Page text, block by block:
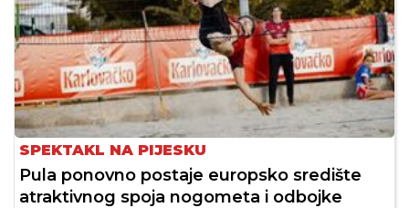
SPEKTAKL NA PIJESKU
Pula ponovno postaje europsko središte
atraktivnog spoja nogometa i odbojke